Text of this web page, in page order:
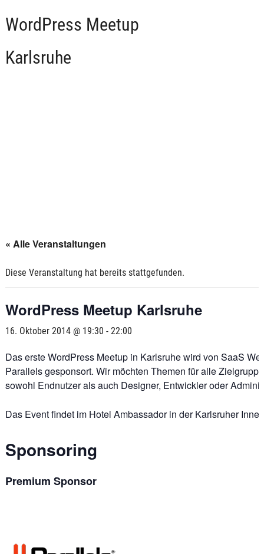
WordPress Meetup
Karlsruhe
« Alle Veranstaltungen
Diese Veranstaltung hat bereits stattgefunden.
WordPress Meetup Karlsruhe
16. Oktober 2014 @ 19:30 - 22:00
Das erste WordPress Meetup in Karlsruhe wird von SaaS
Parallels gesponsort. Wir möchten Themen für alle
sowohl Endnutzer als auch Designer, Entwickler oder
Das Event findet im Hotel Ambassador in der Karlsruher
Sponsoring
Premium Sponsor